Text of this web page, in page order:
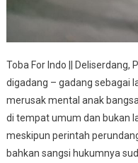
Toba For Indo ||
digadang – gadang sebagai
merusak mental anak
di tempat umum dan bukan
meskipun perintah
bahkan sangsi hukumnya